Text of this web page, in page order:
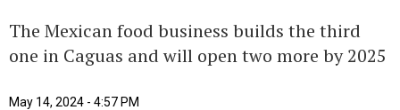
The Mexican food business builds the third
one in Caguas and will open two more by 2025
May 14, 2024 - 4:57 PM